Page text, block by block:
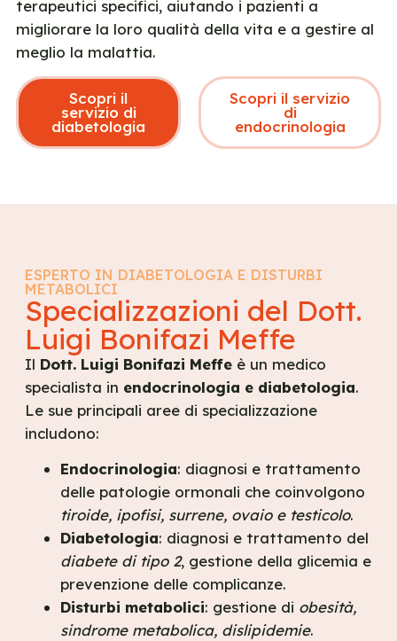
terapeutici specifici, aiutando i pazienti a
migliorare la loro qualità della vita e a gestire al
meglio la malattia.
Scopri il
servizio di
diabetologia
Scopri il servizio
di
endocrinologia
ESPERTO IN DIABETOLOGIA E DISTURBI
METABOLICI
Specializzazioni del Dott.
Luigi Bonifazi Meffe
Il Dott. Luigi Bonifazi Meffeè un medico
specialista in endocrinologia e diabetologia.
Le sue principali aree di specializzazione
includono:
Endocrinologia: diagnosi e trattamento
delle patologie ormonali che coinvolgono
tiroide, ipofisi, surrene, ovaio e testicolo.
Diabetologia: diagnosi e trattamento del
diabete di tipo 2, gestione della glicemia e
prevenzione delle complicanze.
Disturbi metabolici: gestione di obesità,
sindrome metabolica, dislipidemie.